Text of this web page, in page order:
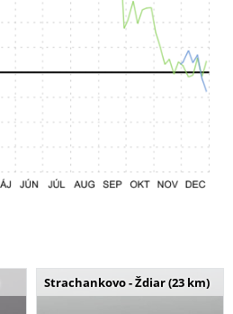
Strachankovo - Ždiar (23 km)